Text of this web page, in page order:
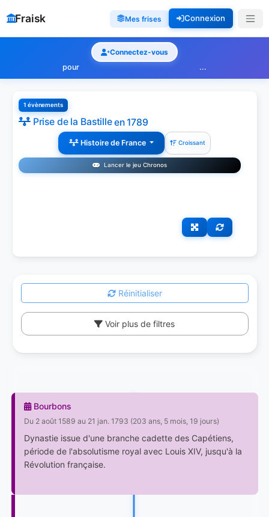
Fraisk Mes frises Connexion
Connectez-vous
pour
...
1 évènements
Prise de la Bastilleen 1789
Histoire de France Croissant
Lancer le jeu Chronos
Réinitialiser
Voir plus de filtres
Bourbons
Du 2 août 1589 au 21 jan. 1793 (203 ans, 5 mois, 19 jours)
Dynastie issue d'une branche cadette des Capétiens,
période de l'absolutisme royal avec Louis XIV, jusqu'à la
Révolution française.